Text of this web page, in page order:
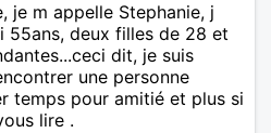
je m appelle Stephanie, j
55ans, deux filles de 28 et
dit, je suis
une personne
temps pour amitié et plus si
lire .